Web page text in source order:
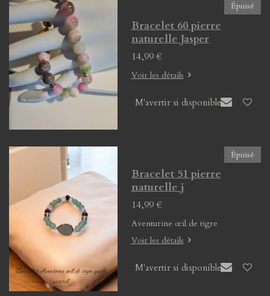
Épuisé
Bracelet 60 pierre
naturelle Jasper
14,99 €
Voir les détails
M'avertir si disponible
Épuisé
Bracelet 51 pierre
naturelle j
14,99 €
Aventurine œil de tigre
Voir les détails
M'avertir si disponible